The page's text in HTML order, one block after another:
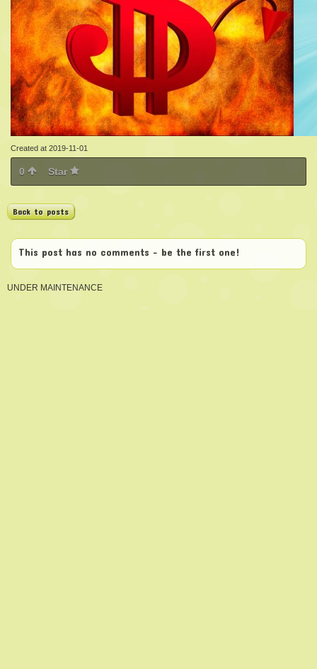
Created at 2019-11-01
0 Star
Back to posts
This post has no comments - be the first one!
UNDER MAINTENANCE